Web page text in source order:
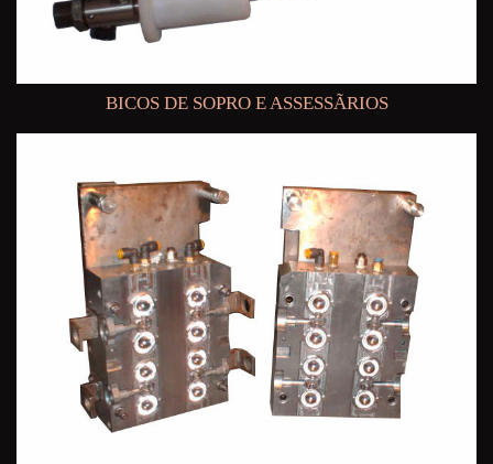
BICOS DE SOPRO E ASSESSÃRIOS